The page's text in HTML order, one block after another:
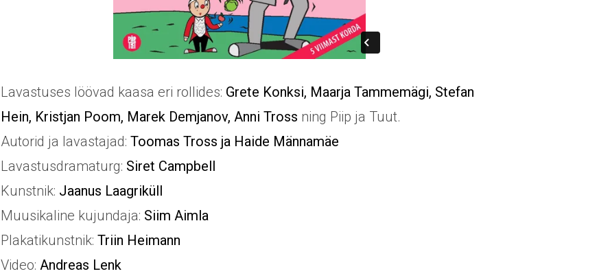
Lavastuses löövad kaasa eri rollides: Grete Konksi, Maarja Tammemägi, Stefan
Hein, Kristjan Poom, Marek Demjanov, Anni Tross ning Piip ja Tuut.
Autorid ja lavastajad: Toomas Tross ja Haide Männamäe
Lavastusdramaturg: Siret Campbell
Kunstnik: Jaanus Laagriküll
Muusikaline kujundaja: Siim Aimla
Plakatikunstnik: Triin Heimann
Video: Andreas Lenk